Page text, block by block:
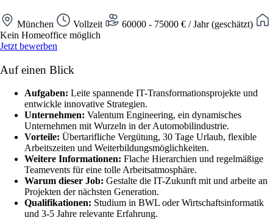
München Vollzeit
60000 - 75000 € / Jahr (geschätzt)
Kein Homeoffice möglich
Jetzt bewerben
Auf einen Blick
Aufgaben: Leite spannende IT-Transformationsprojekte und
entwickle innovative Strategien.
Unternehmen: Valentum Engineering, ein dynamisches
Unternehmen mit Wurzeln in der Automobilindustrie.
Vorteile: Übertarifliche Vergütung, 30 Tage Urlaub, flexible
Arbeitszeiten und Weiterbildungsmöglichkeiten.
Weitere Informationen: Flache Hierarchien und regelmäßige
Teamevents für eine tolle Arbeitsatmosphäre.
Warum dieser Job: Gestalte die IT-Zukunft mit und arbeite an
Projekten der nächsten Generation.
Qualifikationen: Studium in BWL oder Wirtschaftsinformatik
und 3-5 Jahre relevante Erfahrung.